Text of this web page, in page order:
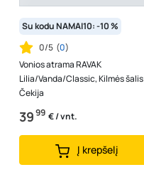
Su kodu NAMAI10: -10 %
0/5 (0)
Vonios atrama RAVAK
Lilia/Vanda/Classic, Kilmės šalis
Čekija
3999 € / vnt.
Į krepšelį